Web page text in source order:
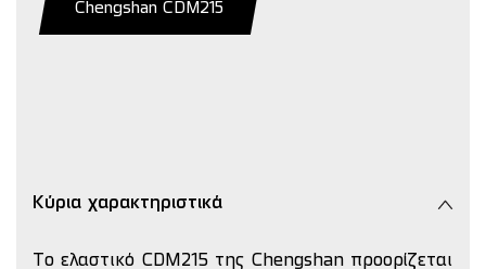
Chengshan CDM215
Κύρια χαρακτηριστικά
Το ελαστικό CDM215 της Chengshan προορίζεται